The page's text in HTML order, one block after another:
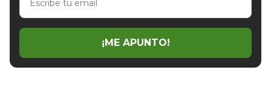
email
¡ME APUNTO!